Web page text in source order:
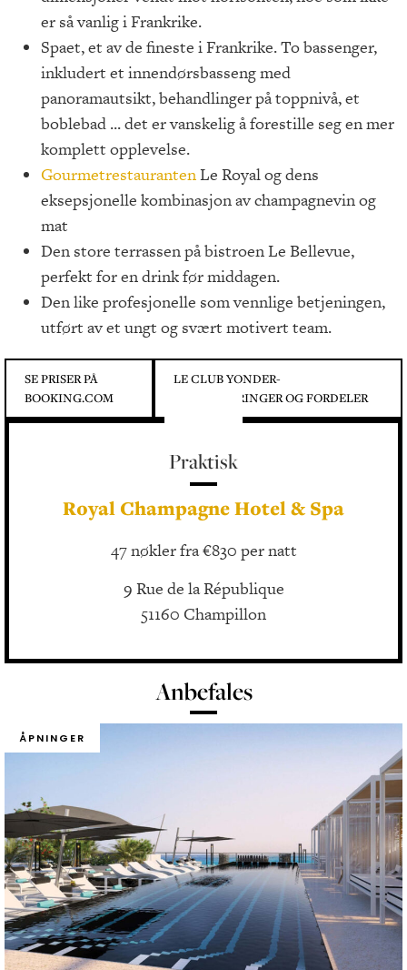
er så vanlig i Frankrike.
Spaet, et av de fineste i Frankrike. To bassenger,
inkludert et innendørsbasseng med
panoramautsikt, behandlinger på toppnivå, et
boblebad ... det er vanskelig å forestille seg en mer
komplett opplevelse.
GourmetrestaurantenLe Royal og dens
eksepsjonelle kombinasjon av champagnevin og
mat
Den store terrassen på bistroen Le Bellevue,
perfekt for en drink før middagen.
Den like profesjonelle som vennlige betjeningen,
utført av et ungt og svært motivert team.
SE PRISER PÅ
BOOKING.COM
LE CLUB YONDER-
OPPGRADERINGER OG FORDELER
Praktisk
Royal Champagne Hotel & Spa
47 nøkler fra €830 per natt
9 Rue de la République
51160 Champillon
Anbefales
ÅPNINGER